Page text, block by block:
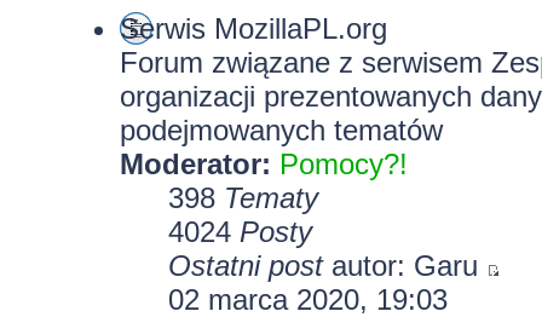
Serwis MozillaPL.org
Forum związane z serwisem
organizacji prezentowanych
podejmowanych tematów
Moderator: Pomocy?!
398 Tematy
4024 Posty
Ostatni postautor: Garu
02 marca 2020, 19:03